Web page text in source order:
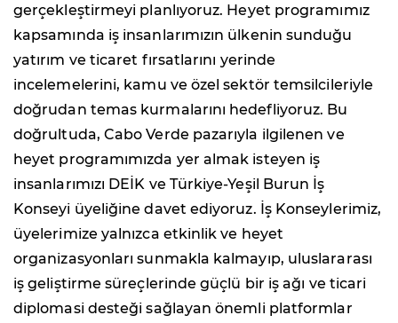
gerçekleştirmeyi planlıyoruz. Heyet programımız
kapsamında iş insanlarımızın ülkenin sunduğu
yatırım ve ticaret fırsatlarını yerinde
incelemelerini, kamu ve özel sektör temsilcileriyle
doğrudan temas kurmalarını hedefliyoruz. Bu
doğrultuda, Cabo Verde pazarıyla ilgilenen ve
heyet programımızda yer almak isteyen iş
insanlarımızı DEİK ve Türkiye-Yeşil Burun İş
Konseyi üyeliğine davet ediyoruz. İş Konseylerimiz,
üyelerimize yalnızca etkinlik ve heyet
organizasyonları sunmakla kalmayıp, uluslararası
iş geliştirme süreçlerinde güçlü bir iş ağı ve ticari
diplomasi desteği sağlayan önemli platformlar